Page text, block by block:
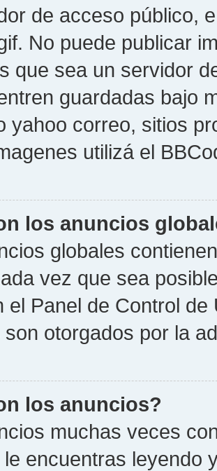
de acceso público,
No puede publicar
que sea un servidor
guardadas bajo
yahoo correo, sitios
utilizá el
los anuncios
globales
vez que sea
el Panel de Control
son otorgados por la
los anuncios?
muchas veces
encuentras leyendo